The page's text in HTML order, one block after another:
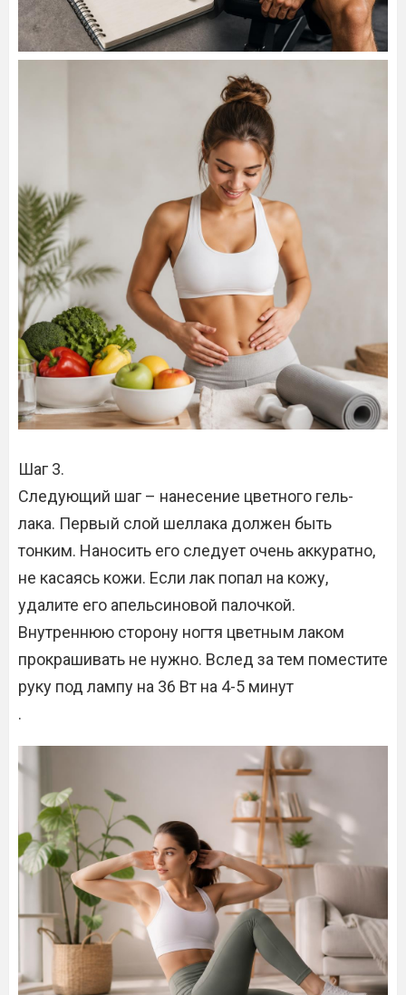
Шаг 3.
Следующий шаг – нанесение цветного гель-
лака. Первый слой шеллака должен быть
тонким. Наносить его следует очень аккуратно,
не касаясь кожи. Если лак попал на кожу,
удалите его апельсиновой палочкой.
Внутреннюю сторону ногтя цветным лаком
прокрашивать не нужно. Вслед за тем поместите
руку под лампу на 36 Вт на 4-5 минут
.